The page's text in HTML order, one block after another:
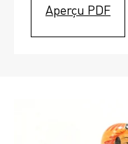
Aperçu PDF